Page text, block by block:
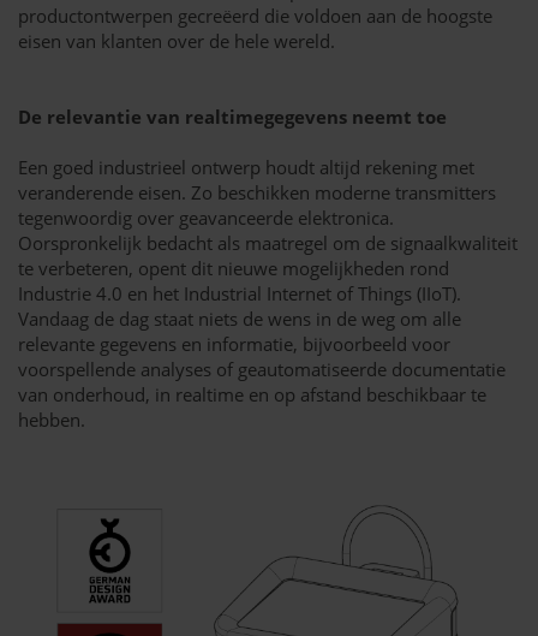
productontwerpen gecreëerd die voldoen aan de hoogste
eisen van klanten over de hele wereld.
De relevantie van realtimegegevens neemt toe
Een goed industrieel ontwerp houdt altijd rekening met
veranderende eisen. Zo beschikken moderne transmitters
tegenwoordig over geavanceerde elektronica.
Oorspronkelijk bedacht als maatregel om de signaalkwaliteit
te verbeteren, opent dit nieuwe mogelijkheden rond
Industrie 4.0 en het Industrial Internet of Things (IIoT).
Vandaag de dag staat niets de wens in de weg om alle
relevante gegevens en informatie, bijvoorbeeld voor
voorspellende analyses of geautomatiseerde documentatie
van onderhoud, in realtime en op afstand beschikbaar te
hebben.